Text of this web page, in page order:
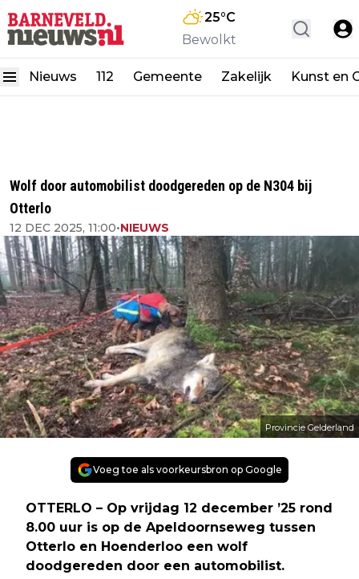
25°C
Bewolkt
Nieuws 112 Gemeente Zakelijk Kunst en
Wolf door automobilist doodgereden op de N304 bij
Otterlo
12 DEC 2025, 11:00•NIEUWS
Provincie Gelderland
Voeg toe als voorkeursbron op Google
OTTERLO – Op vrijdag 12 december ’25 rond
8.00 uur is op de Apeldoornseweg tussen
Otterlo en Hoenderloo een wolf
doodgereden door een automobilist.